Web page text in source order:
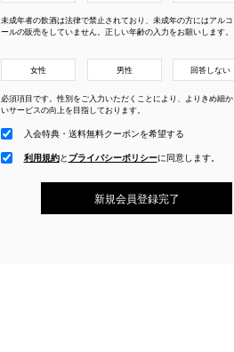
未成年者の飲酒は法律で禁止されており、未成年の方にはアルコ
ールの販売をしていません。正しい年齢の入力をお願いします。
女性 男性 回答しない
必須項目です。性別をご入力いただくことにより、よりきめ細か
いサービスの向上を目指しております。
入会特典・送料無料クーポンを希望する
利用規約と プライバシーポリシーに 同意します。